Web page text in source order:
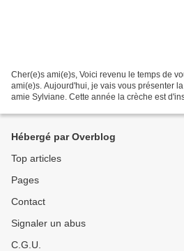
Cher(e)s ami(e)s, Voici revenu le temps de
ami(e)s. Aujourd'hui, je vais vous présenter
amie Sylviane. Cette année la crèche est
Hébergé par Overblog
Top articles
Pages
Contact
Signaler un abus
C.G.U.